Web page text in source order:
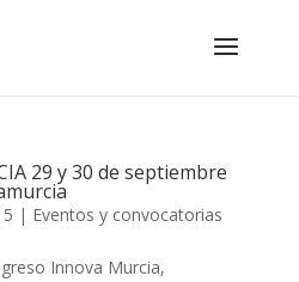
29 y 30 de septiembre
| Eventos y convocatorias
Innova Murcia,